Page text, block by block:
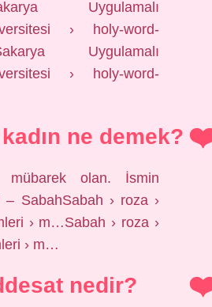
Uygulamalı
› holy-word-
Uygulamalı
› holy-word-
ne demek?
mübarek olan. İsmin
– SabahSabah › roza ›
› m…Sabah › roza ›
› m…
nedir?